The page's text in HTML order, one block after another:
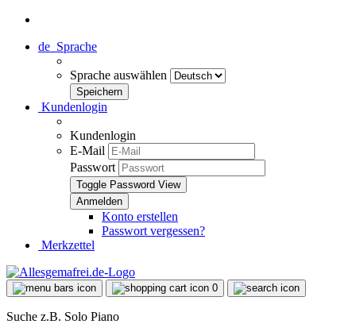
de Sprache
Sprache auswählen
Kundenlogin
Kundenlogin
E-Mail
Passwort
Toggle Password View
Konto erstellen
Passwort vergessen?
Merkzettel
0
Suche z.B. Solo Piano